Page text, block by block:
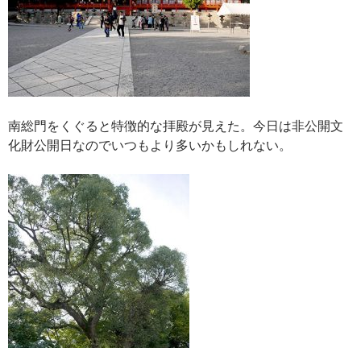
南総門をくぐると特徴的な拝殿が見えた。今日は非公開文
化財公開日なのでいつもより多いかもしれない。